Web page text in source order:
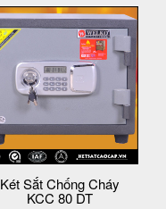
Két Sắt Chống Cháy
KCC 80 DT